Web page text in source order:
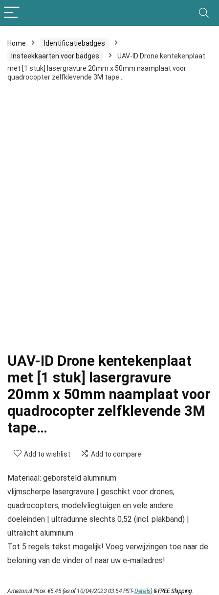
Home
Identificatiebadges
Insteekkaarten voor badges
UAV-ID Drone kentekenplaat
met [1 stuk] lasergravure 20mm x 50mm naamplaat voor
quadrocopter zelfklevende 3M tape…
UAV-ID Drone kentekenplaat
met [1 stuk] lasergravure
20mm x 50mm naamplaat voor
quadrocopter zelfklevende 3M
tape…
Add to wishlist Add to compare
Materiaal: geborsteld aluminium
vlijmscherpe lasergravure | geschikt voor drones,
quadrocopters, modelvliegtuigen en vele andere
doeleinden | ultradunne slechts 0,52 (incl. plakband) |
ultralicht aluminium
Tot 5 regels tekst mogelijk! Voeg verwijzingen toe naar de
beloning van de vinder of naar uw e-mailadres!
Amazon.nl Price:€5.45(as of 10/04/2023 03:54 PST-Details)&FREE Shipping.